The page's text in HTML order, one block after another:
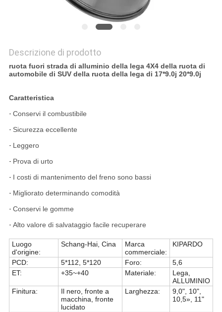
Descrizione di prodotto
ruota fuori strada di alluminio della lega 4X4 della ruota di
automobile di SUV della ruota della lega di 17*9.0j 20*9.0j
Caratteristica
- Conservi il combustibile
- Sicurezza eccellente
- Leggero
- Prova di urto
- I costi di mantenimento del freno sono bassi
- Migliorato determinando comodità
- Conservi le gomme
- Alto valore di salvataggio facile recuperare
Luogo
d'origine:
Schang-Hai, Cina
Marca
commerciale:
KIPARDO
PCD: 5*112, 5*120 Foro:
5,6
ET:
+35~+40 Materiale:
Lega,
ALLUMINIO
Finitura:
Il nero, fronte a
macchina, fronte
lucidato
Larghezza:
9,0", 10",
10,5», 11"